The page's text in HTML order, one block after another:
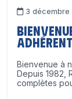
3
adhérent
Bienvenue à
Depuis 1982,
complètes